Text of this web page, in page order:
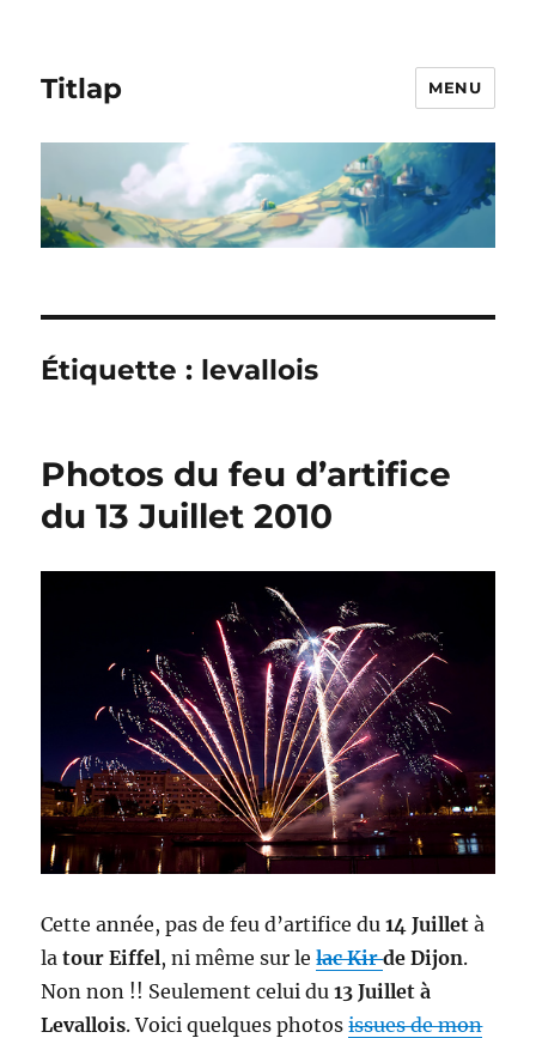
Titlap MENU
Étiquette : levallois
Photos du feu d’artifice
du 13 Juillet 2010
Cette année, pas de feu d’artifice du14 Juillet à
latour Eiffel, ni même sur lelac Kirde Dijon.
Non non !! Seulement celui du13 Juillet à
Levallois. Voici quelques photosissues de mon